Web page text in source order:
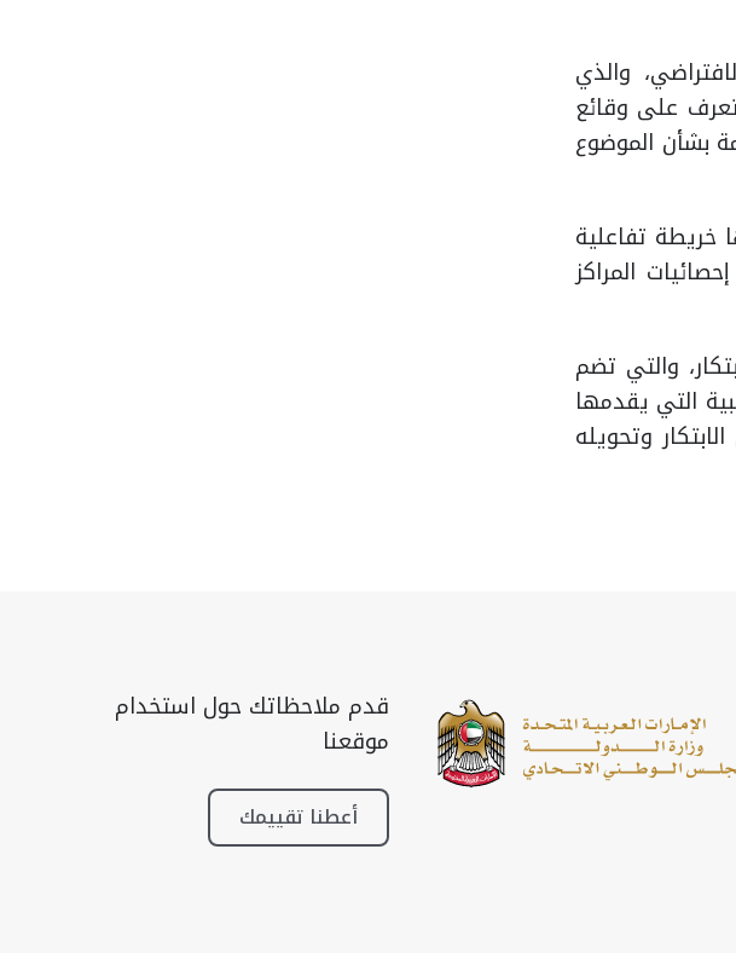
والذي
على وقائع
بشأن الموضوع
خريطة تفاعلية
المراكز
والتي تضم
التي يقدمها
وتحويله
قدم ملاحظاتك حول استخدام
موقعنا
أعطنا تقييمك